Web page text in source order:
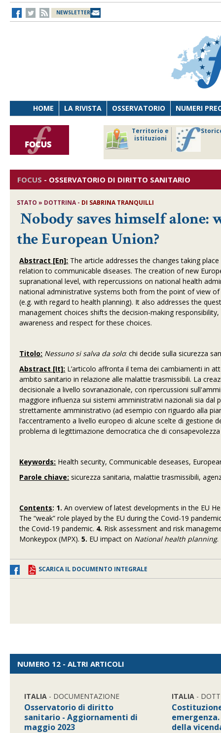
NEWSLETTER
HOME LA RIVISTA OSSERVATORIO NUMERI
Territorio e
istituzioni
FOCUS - OSSERVATORIO DI DIRITTO SANITARIO
STATO » DOTTRINA - DI SABRINA TRANQUILLI
Nobody saves himself alone:
the European Union?
Abstract [En]: The article addresses the changes taking
relation to communicable diseases. The creation of new
supranational level, with repercussions on national health
national administrative systems both from the point of view
(e.g. with regard to health planning). It also addresses the
management choices shifts the decision-making
awareness and respect for these choices.
Titolo: Nessuno si salva da solo: chi decide sulla sicurezza
Abstract [It]: L’articolo affronta il tema dei cambiamenti in
ambito sanitario in relazione alle malattie trasmissibili. La
decisionale a livello sovranazionale, con ripercussioni
maggiore influenza sui sistemi amministrativi nazionali sia
strettamente amministrativo (ad esempio con riguardo alla
l’accentramento a livello europeo di alcune scelte di gestione
problema di legittimazione democratica che di
Keywords: Health security, Communicable deseases,
Parole chiave: sicurezza sanitaria, malattie trasmissibili,
Contents: 1. An overview of latest developments in the EU
The “weak” role played by the EU during the Covid-19
the Covid-19 pandemic. 4. Risk assessment and risk
Monkeypox (MPX).5. EU impact on National health planning.
SCARICA IL DOCUMENTO INTEGRALE
NUMERO 12 - ALTRI ARTICOLI
ITALIA - DOCUMENTAZIONE
Osservatorio di diritto
sanitario - Aggiornamenti di
maggio 2023
ITALIA -
della